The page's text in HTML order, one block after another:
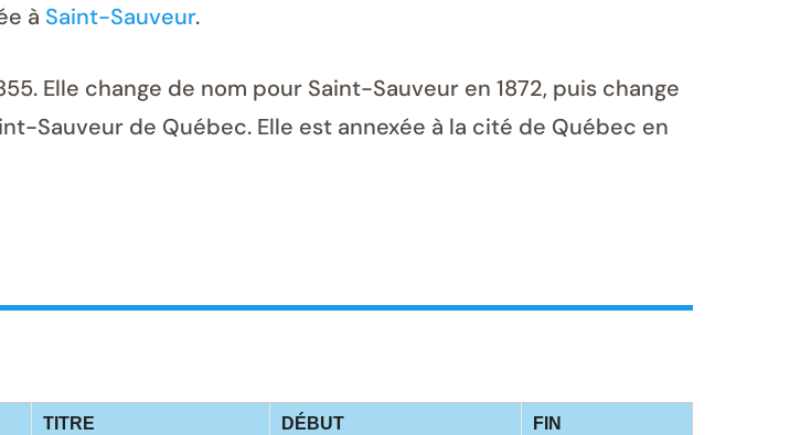
à Saint-Sauveur.
Elle change de nom pour Saint-Sauveur en 1872, puis change
Sauveur de Québec. Elle est annexée à la cité de Québec en
TITRE DÉBUT FIN